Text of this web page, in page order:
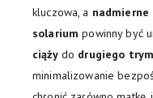
kluczowa, a nadmierne
solarium powinny być
ciążydo drugiego
minimalizowanie